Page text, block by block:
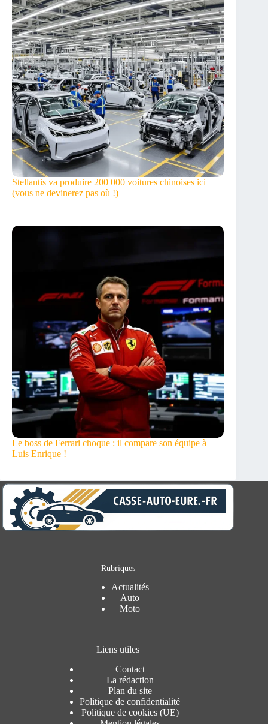
Stellantis va produire 200 000 voitures chinoises ici
(vous ne devinerez pas où !)
Le boss de Ferrari choque : il compare son équipe à
Luis Enrique !
Rubriques
Actualités
Auto
Moto
Liens utiles
Contact
La rédaction
Plan du site
Politique de confidentialité
Politique de cookies (UE)